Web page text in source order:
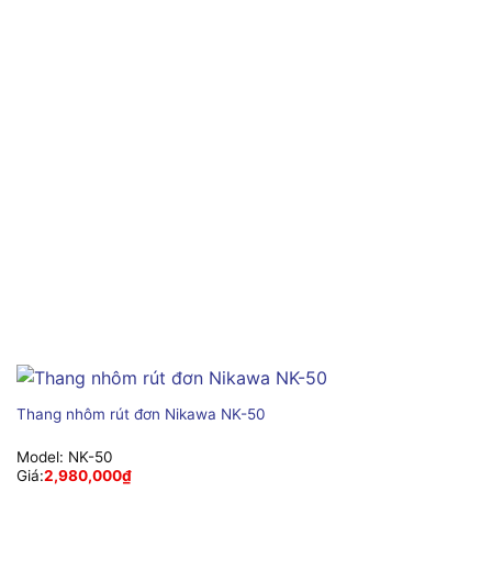
Thang nhôm rút đơn Nikawa NK-50
Model: NK-50
Giá:2,980,000₫